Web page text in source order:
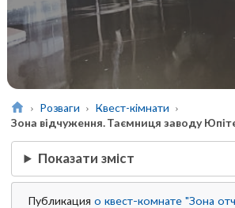
Розваги
Квест-кімнати
Зона відчуження. Таємниця заводу
Показати зміст
Публикацияо квест-комнате "Зона